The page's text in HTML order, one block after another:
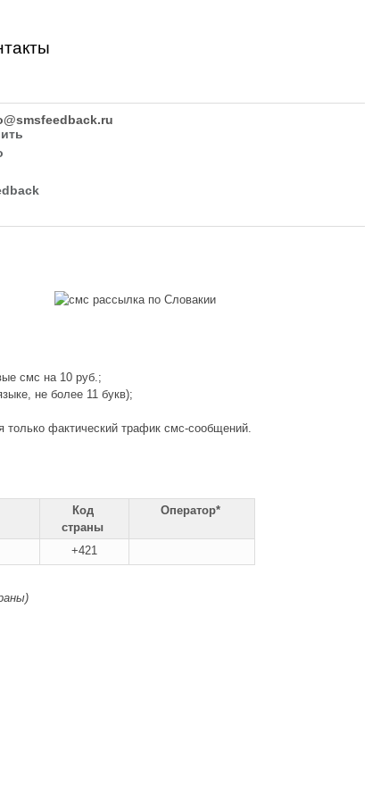
смс на 10 руб.;
не более 11 букв);
только фактический трафик смс-сообщений.
Код
страны
Оператор*
+421